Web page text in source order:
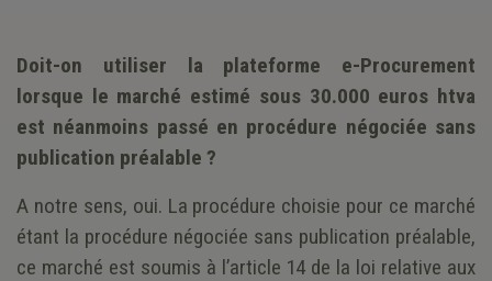
Doit-on utiliser la plateforme e-Procurement
lorsque le marché estimé sous 30.000 euros htva
est néanmoins passé en procédure négociée sans
publication préalable ?
A notre sens, oui. La procédure choisie pour ce marché
étant la procédure négociée sans publication préalable,
ce marché est soumis à l’article 14 de la loi relative aux